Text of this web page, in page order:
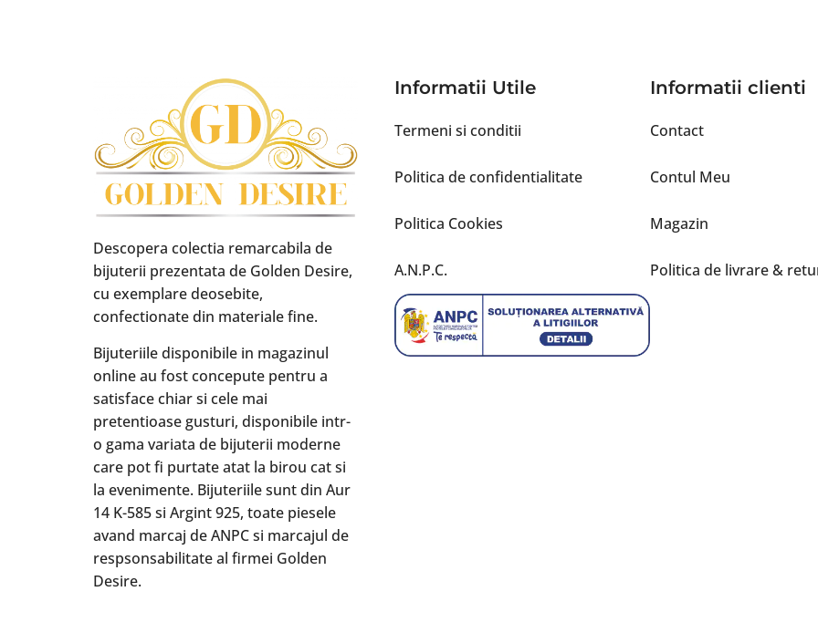
Descopera colectia remarcabila de
bijuterii prezentata de Golden Desire,
cu exemplare deosebite,
confectionate din materiale fine.
Bijuteriile disponibile in magazinul
online au fost concepute pentru a
satisface chiar si cele mai
pretentioase gusturi, disponibile intr-
o gama variata de bijuterii moderne
care pot fi purtate atat la birou cat si
la evenimente. Bijuteriile sunt din Aur
14 K-585 si Argint 925, toate piesele
avand marcaj de ANPC si marcajul de
respsonsabilitate al firmei Golden
Desire.
Informatii Utile
Termeni si conditii
Politica de confidentialitate
Politica Cookies
A.N.P.C.
Informatii clienti
Contact
Contul Meu
Magazin
Politica de livrare &